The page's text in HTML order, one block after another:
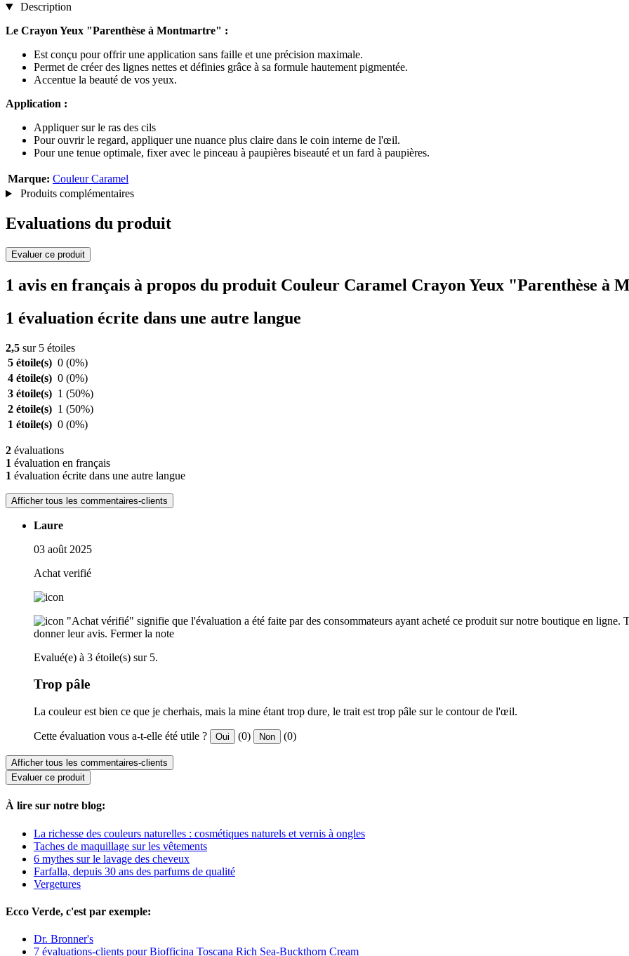
Description
Le Crayon Yeux "Parenthèse à Montmartre" :
Est conçu pour offrir une application sans faille et une précision maximale.
Permet de créer des lignes nettes et définies grâce à sa formule hautement pigmentée.
Accentue la beauté de vos yeux.
Application :
Appliquer sur le ras des cils
Pour ouvrir le regard, appliquer une nuance plus claire dans le coin interne de l'œil.
Pour une tenue optimale, fixer avec le pinceau à paupières biseauté et un fard à paupières.
Marque: Couleur Caramel
Produits complémentaires
Evaluations du produit
Evaluer ce produit
1 avis en français à propos du produit Couleur Caramel Crayon Yeux "Parenthèse à
1 évaluation écrite dans une autre langue
2,5 sur 5 étoiles
5 étoile(s) 0 (0%)
4 étoile(s) 0 (0%)
3 étoile(s) 1 (50%)
2 étoile(s) 1 (50%)
1 étoile(s) 0 (0%)
2 évaluations
1 évaluation en français
1 évaluation écrite dans une autre langue
Afficher tous les commentaires-clients
Laure
03 août 2025
Achat verifié
"Achat vérifié" signifie que l'évaluation a été faite par des consommateurs ayant acheté ce produit sur notre boutique en
donner leur avis. Fermer la note
Evalué(e) à 3 étoile(s) sur 5.
Trop pâle
La couleur est bien ce que je cherhais, mais la mine étant trop dure, le trait est trop pâle sur le contour de l'œil.
Cette évaluation vous a-t-elle été utile ? Oui (0) Non (0)
Afficher tous les commentaires-clients
Evaluer ce produit
À lire sur notre blog:
La richesse des couleurs naturelles : cosmétiques naturels et vernis à ongles
Taches de maquillage sur les vêtements
6 mythes sur le lavage des cheveux
Farfalla, depuis 30 ans des parfums de qualité
Vergetures
Ecco Verde, c'est par exemple:
Dr. Bronner's
7 évaluations-clients pour Biofficina Toscana Rich Sea-Buckthorn Cream